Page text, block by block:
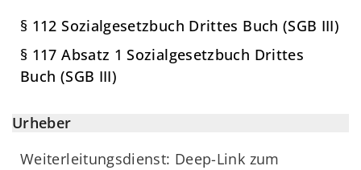
§ 112 Sozialgesetzbuch Drittes Buch (SGB III)
§ 117 Absatz 1 Sozialgesetzbuch Drittes
Buch (SGB III)
Urheber
Weiterleitungsdienst: Deep-Link zum